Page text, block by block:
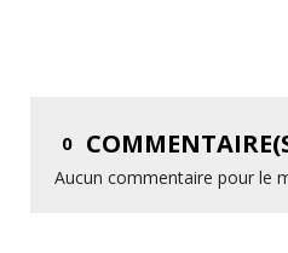
0
Aucun commentaire pour le